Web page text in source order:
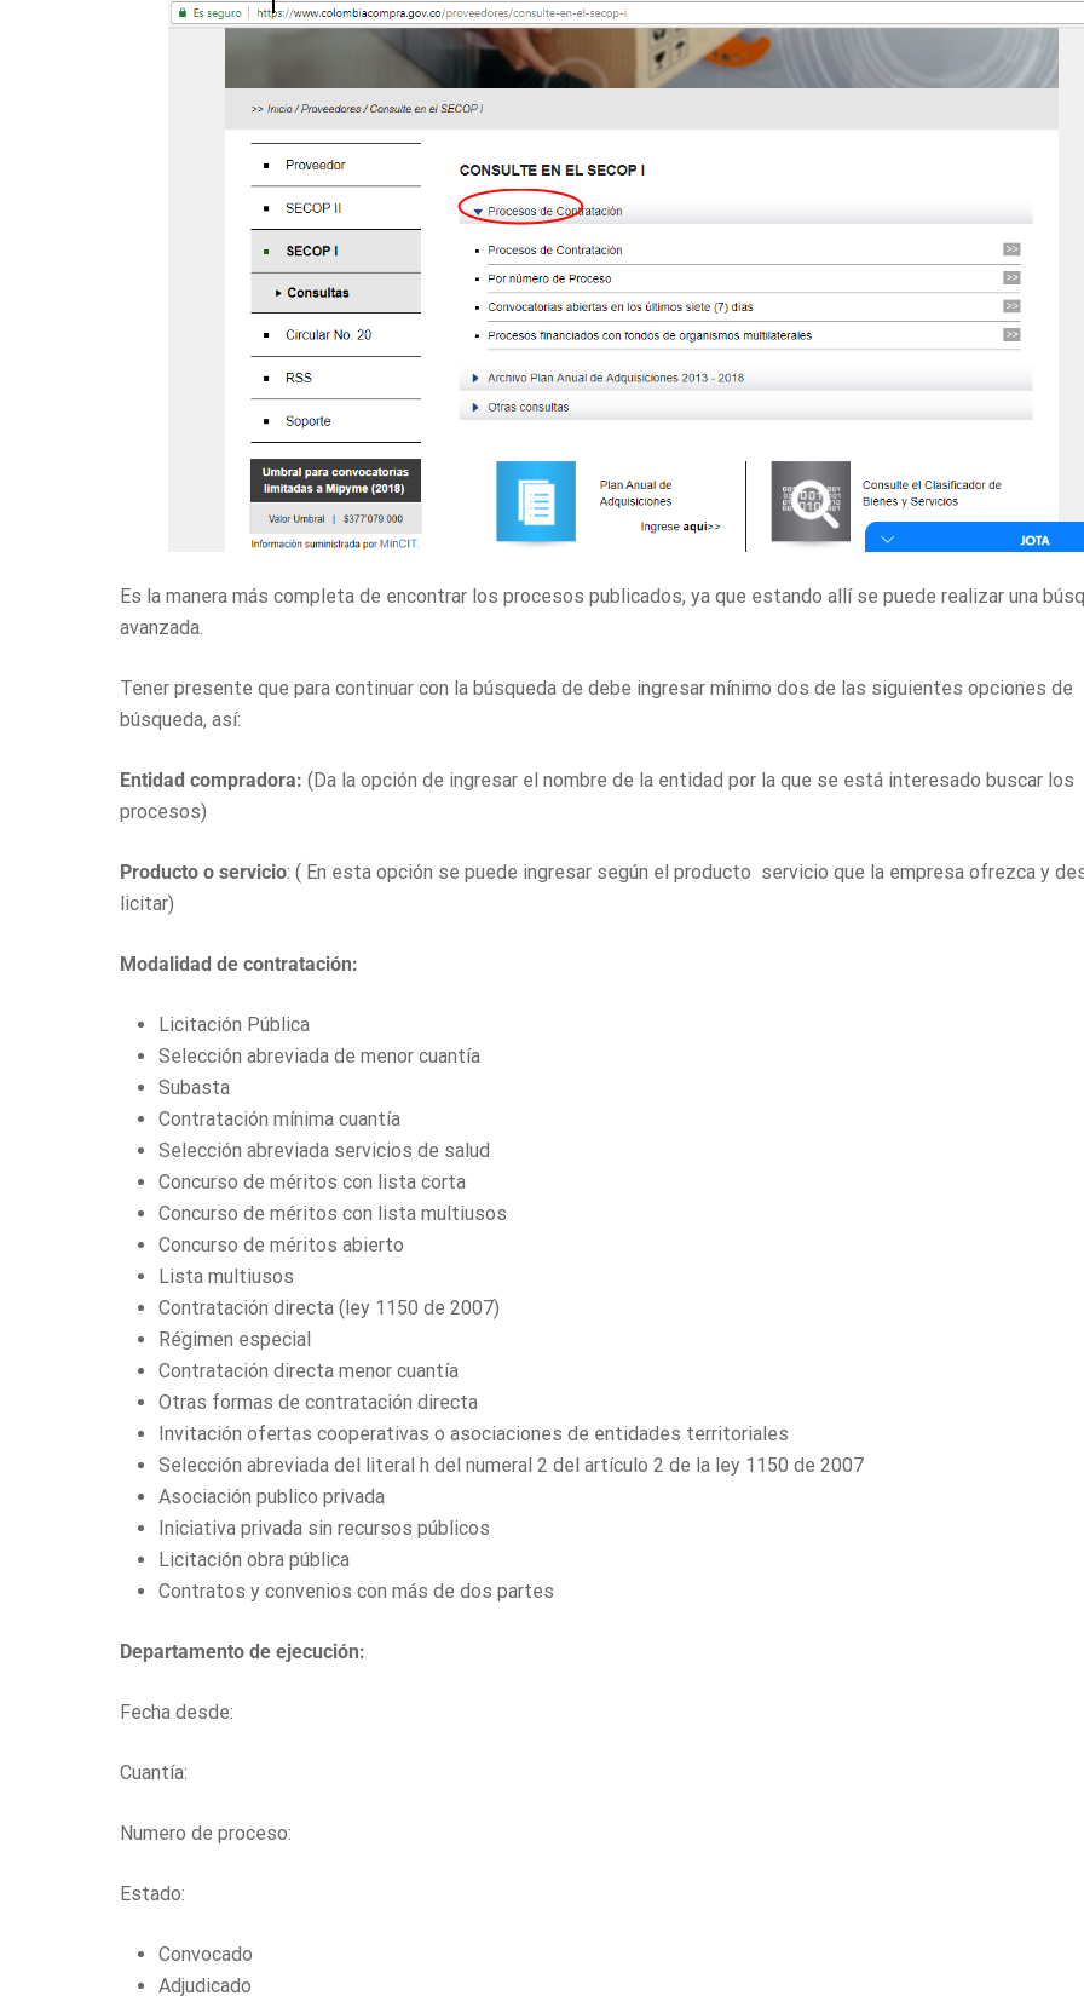
Es la manera más completa de encontrar los procesos publicados, ya que estando allí se puede realizar una
avanzada.
Tener presente que para continuar con la búsqueda de debe ingresar mínimo dos de las siguientes opciones de
búsqueda, así:
Entidad compradora: (Da la opción de ingresar el nombre de la entidad por la que se está interesado buscar los
procesos)
Producto o servicio: ( En esta opción se puede ingresar según el producto servicio que la empresa ofrezca y
licitar)
Modalidad de contratación:
Licitación Pública
Selección abreviada de menor cuantía
Subasta
Contratación mínima cuantía
Selección abreviada servicios de salud
Concurso de méritos con lista corta
Concurso de méritos con lista multiusos
Concurso de méritos abierto
Lista multiusos
Contratación directa (ley 1150 de 2007)
Régimen especial
Contratación directa menor cuantía
Otras formas de contratación directa
Invitación ofertas cooperativas o asociaciones de entidades territoriales
Selección abreviada del literal h del numeral 2 del artículo 2 de la ley 1150 de 2007
Asociación publico privada
Iniciativa privada sin recursos públicos
Licitación obra pública
Contratos y convenios con más de dos partes
Departamento de ejecución:
Fecha desde:
Cuantía:
Numero de proceso:
Estado:
Convocado
Adjudicado